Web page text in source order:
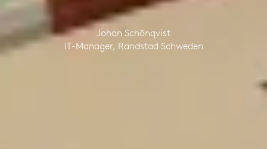
Johan Schönqvist
IT-Manager, Randstad Schweden